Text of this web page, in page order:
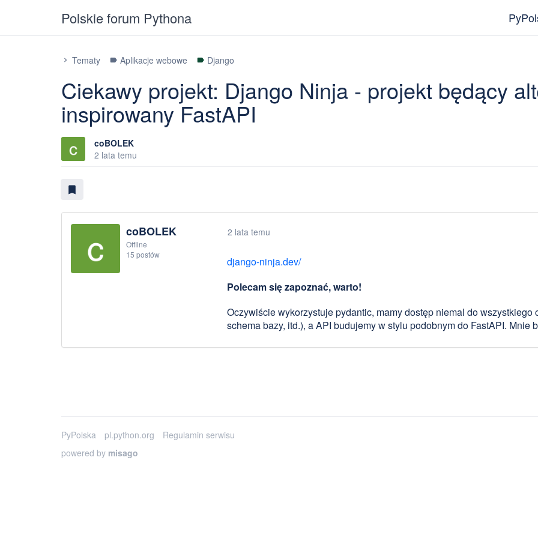
Polskie forum Pythona
chevron_right Tematy label Aplikacje webowe label Django
Ciekawy projekt: Django Ninja - projekt będący
inspirowany FastAPI
coBOLEK
2 lata temu
bookmark
coBOLEK
Offline
15 postów
2 lata temu
django-ninja.dev/
Polecam się zapoznać, warto!
Oczywiście wykorzystuje pydantic, mamy dostęp niemal do
schema bazy, itd.), a API budujemy w stylu podobnym do FastAPI. Mnie
PyPolska pl.python.org
Regulamin serwisu
powered by misago